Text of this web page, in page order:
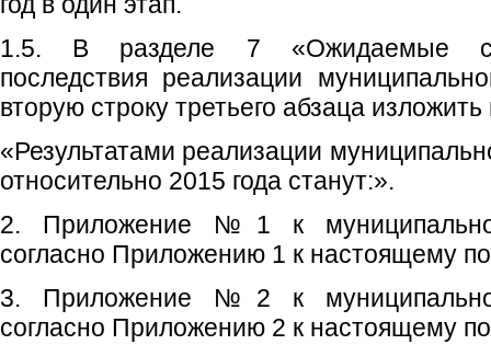
1.5. В разделе 7 «Ожидаемые
последствия реализации
вторую строку третьего абзаца
«Результатами реализации
относительно 2015 года станут:».
2. Приложение №1 к
согласно Приложению 1 к настоящему
3. Приложение №2 к
согласно Приложению 2 к настоящему